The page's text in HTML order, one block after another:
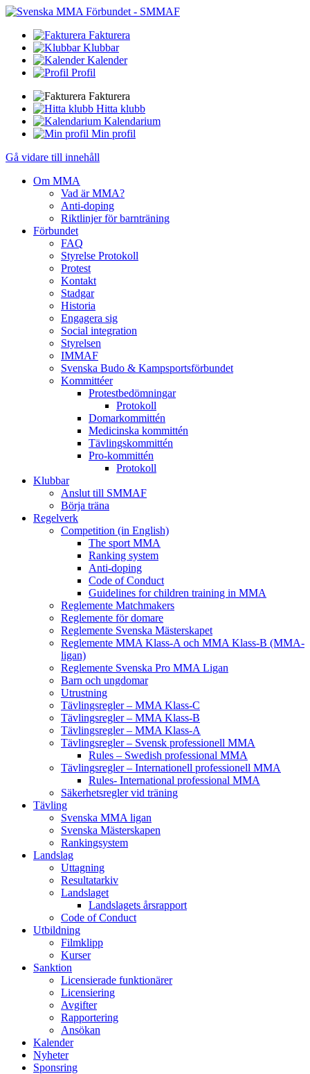
Fakturera
Klubbar
Kalender
Profil
Fakturera
Hitta klubb
Kalendarium
Min profil
Gå vidare till innehåll
Om MMA
Vad är MMA?
Anti-doping
Riktlinjer för barnträning
Förbundet
FAQ
Styrelse Protokoll
Protest
Kontakt
Stadgar
Historia
Engagera sig
Social integration
Styrelsen
IMMAF
Svenska Budo & Kampsportsförbundet
Kommittéer
Protestbedömningar
Protokoll
Domarkommittén
Medicinska kommittén
Tävlingskommittén
Pro-kommittén
Protokoll
Klubbar
Anslut till SMMAF
Börja träna
Regelverk
Competition (in English)
The sport MMA
Ranking system
Anti-doping
Code of Conduct
Guidelines for children training in MMA
Reglemente Matchmakers
Reglemente för domare
Reglemente Svenska Mästerskapet
Reglemente MMA Klass-A och MMA Klass-B (MMA-
ligan)
Reglemente Svenska Pro MMA Ligan
Barn och ungdomar
Utrustning
Tävlingsregler – MMA Klass-C
Tävlingsregler – MMA Klass-B
Tävlingsregler – MMA Klass-A
Tävlingsregler – Svensk professionell MMA
Rules – Swedish professional MMA
Tävlingsregler – Internationell professionell MMA
Rules- International professional MMA
Säkerhetsregler vid träning
Tävling
Svenska MMA ligan
Svenska Mästerskapen
Rankingsystem
Landslag
Uttagning
Resultatarkiv
Landslaget
Landslagets årsrapport
Code of Conduct
Utbildning
Filmklipp
Kurser
Sanktion
Licensierade funktionärer
Licensiering
Avgifter
Rapportering
Ansökan
Kalender
Nyheter
Sponsring